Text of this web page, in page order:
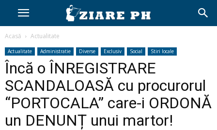
Acasă Actualitate
Actualitate Administratie Diverse Exclusiv Social Stiri locale
Încă o ÎNREGISTRARE
SCANDALOASĂ cu procurorul
“PORTOCALA” care-i ORDONĂ
un DENUNȚ unui martor!